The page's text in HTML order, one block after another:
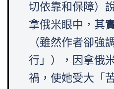
切依靠和保障）
拿俄米眼中，其
（雖然作者卻強
行」），因拿俄
禍，使她受大「